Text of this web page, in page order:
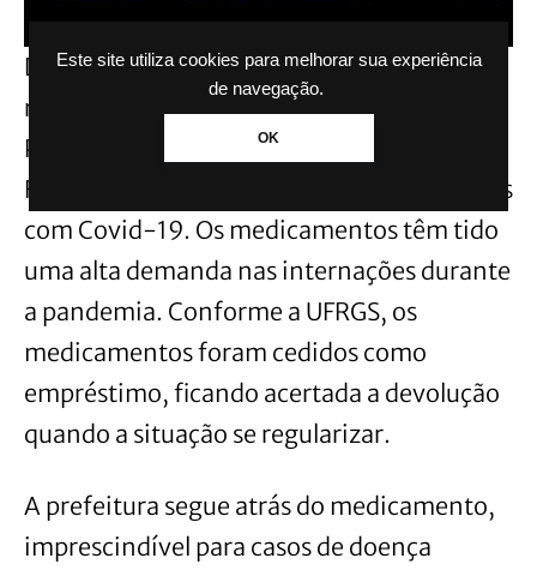
Este site utiliza cookies para melhorar sua experiência
de navegação.
OK
De acordo com a instituição, foram
repassados 700 frascos do anestésico
Propofol e 100 frascos do analgésico
Fentanil para serem utilizados em pacientes
com Covid-19. Os medicamentos têm tido
uma alta demanda nas internações durante
a pandemia. Conforme a UFRGS, os
medicamentos foram cedidos como
empréstimo, ficando acertada a devolução
quando a situação se regularizar.
A prefeitura segue atrás do medicamento,
imprescindível para casos de doença